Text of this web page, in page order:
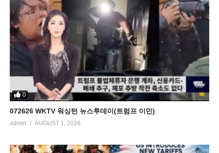
0
072626 WKTV 워싱턴 뉴스투데이(트럼프 이민)
admin AUGUST 1, 2026